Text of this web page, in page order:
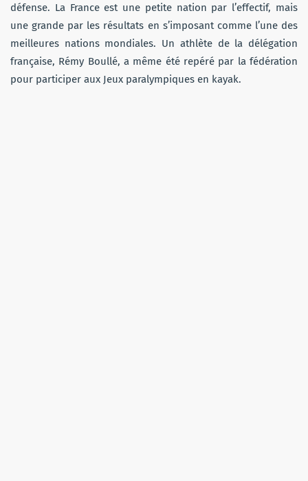
défense. La France est une petite nation par l’effectif, mais
une grande par les résultats en s’imposant comme l’une des
meilleures nations mondiales. Un athlète de la délégation
française, Rémy Boullé, a même été repéré par la fédération
pour participer aux Jeux paralympiques en kayak.